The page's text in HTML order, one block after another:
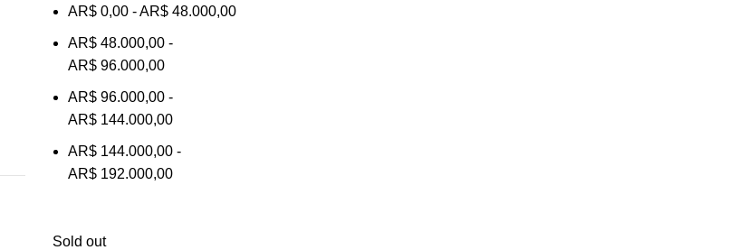
AR$ 0,00 -AR$ 48.000,00
AR$ 48.000,00 -
AR$ 96.000,00
AR$ 96.000,00 -
AR$ 144.000,00
AR$ 144.000,00 -
AR$ 192.000,00
Sold out